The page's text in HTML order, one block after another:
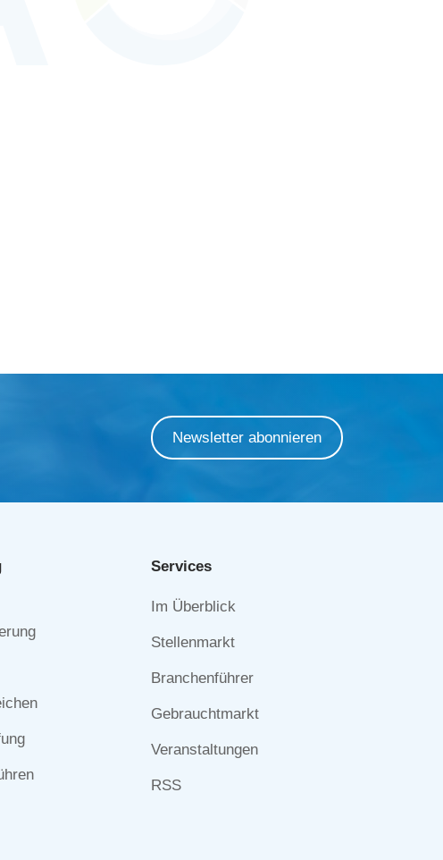
Newsletter abonnieren
Services
Navigation
Im Überblick
Stellenmarkt
Branchenführer
Gebrauchtmarkt
Veranstaltungen
RSS